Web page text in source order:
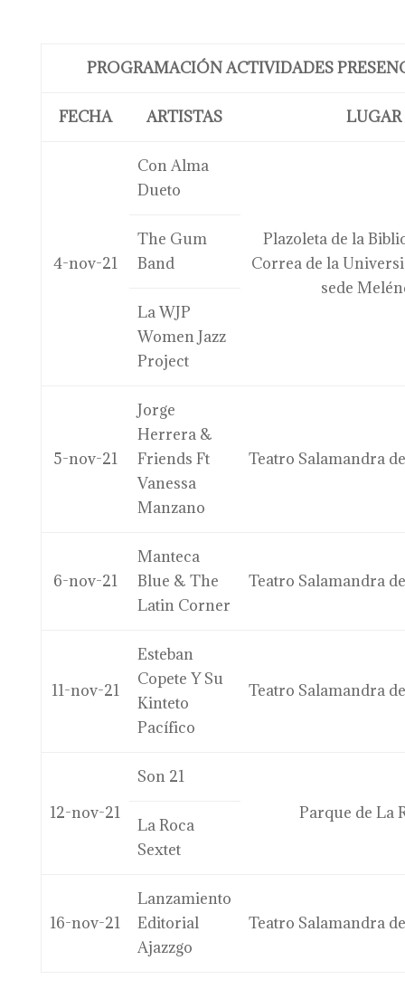
PROGRAMACIÓN ACTIVIDADES
FECHA ARTISTAS LUGAR
4-nov-21
Con Alma
Dueto
Plazoleta de la
Correa de la
sede
The Gum
Band
La WJP
Women Jazz
Project
5-nov-21
Jorge
Herrera &
Friends Ft
Vanessa
Manzano
Teatro Salamandra
6-nov-21
Manteca
Blue & The
Latin Corner
Teatro Salamandra
11-nov-21
Esteban
Copete Y Su
Kinteto
Pacífico
Teatro Salamandra
12-nov-21
Son 21
Parque de La
La Roca
Sextet
16-nov-21
Lanzamiento
Editorial
Ajazzgo
Teatro Salamandra